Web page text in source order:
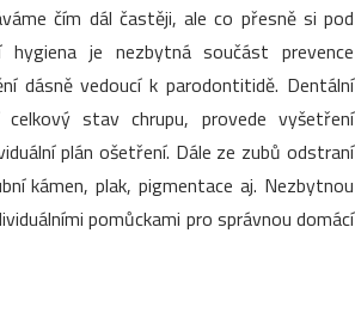
čím dál častěji, ale co přesně si pod
je nezbytná součást prevence
dásně vedoucí k parodontitidě. Dentální
stav chrupu, provede vyšetření
plán ošetření. Dále ze zubů odstraní
kámen, plak, pigmentace aj. Nezbytnou
pomůckami pro správnou domácí